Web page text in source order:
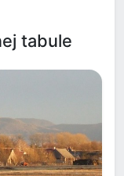
tabule